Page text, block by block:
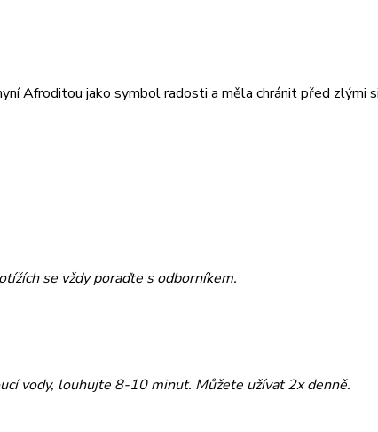
Afroditou jako symbol radosti a měla chránit před zlými
se vždy poraďte s odborníkem.
vody, louhujte 8-10 minut. Můžete užívat 2x denně.